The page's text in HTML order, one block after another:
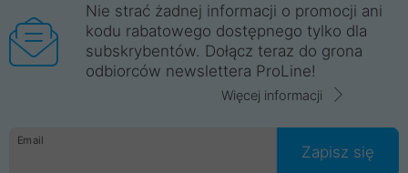
Nie strać żadnej informacji o promocji ani
kodu rabatowego dostępnego tylko dla
subskrybentów. Dołącz teraz do grona
odbiorców newslettera ProLine!
Więcej informacji
Email
Zapisz się